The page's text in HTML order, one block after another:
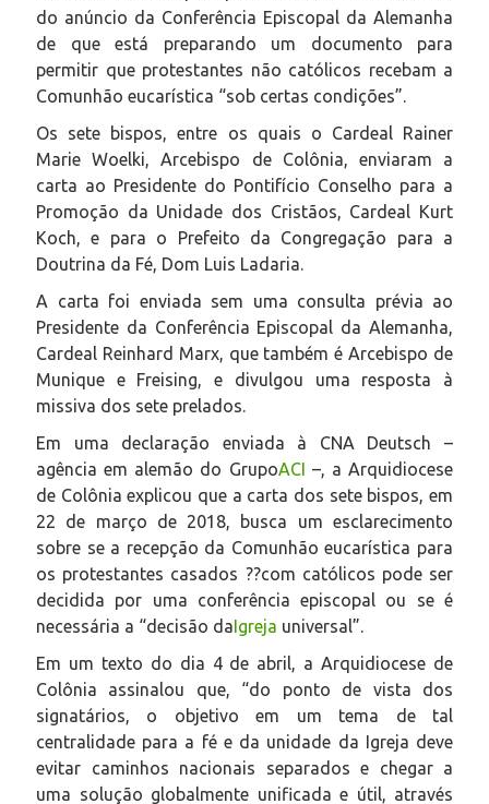
do anúncio da Conferência Episcopal da Alemanha
de que está preparando um documento para
permitir que protestantes não católicos recebam a
Comunhão eucarística “sob certas condições”.
Os sete bispos, entre os quais o Cardeal Rainer
Marie Woelki, Arcebispo de Colônia, enviaram a
carta ao Presidente do Pontifício Conselho para a
Promoção da Unidade dos Cristãos, Cardeal Kurt
Koch, e para o Prefeito da Congregação para a
Doutrina da Fé, Dom Luis Ladaria.
A carta foi enviada sem uma consulta prévia ao
Presidente da Conferência Episcopal da Alemanha,
Cardeal Reinhard Marx, que também é Arcebispo de
Munique e Freising, e divulgou uma resposta à
missiva dos sete prelados.
Em uma declaração enviada à CNA Deutsch –
agência em alemão do GrupoACI –, a Arquidiocese
de Colônia explicou que a carta dos sete bispos, em
22 de março de 2018, busca um esclarecimento
sobre se a recepção da Comunhão eucarística para
os protestantes casados ??com católicos pode ser
decidida por uma conferência episcopal ou se é
necessária a “decisão daIgreja universal”.
Em um texto do dia 4 de abril, a Arquidiocese de
Colônia assinalou que, “do ponto de vista dos
signatários, o objetivo em um tema de tal
centralidade para a fé e da unidade da Igreja deve
evitar caminhos nacionais separados e chegar a
uma solução globalmente unificada e útil, através